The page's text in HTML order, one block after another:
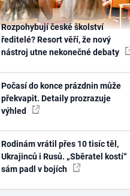
Rozpohybují české školství
ředitelé? Resort věří, že nový
nástroj utne nekonečné debaty
Počasí do konce prázdnin může
překvapit. Detaily prozrazuje
výhled
Rodinám vrátil přes 10 tisíc těl,
Ukrajinců i Rusů. „Sběratel kostí“
sám padl v bojích